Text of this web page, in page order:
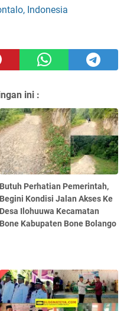
Indonesia
ini :
Butuh Perhatian Pemerintah,
Begini Kondisi Jalan Akses Ke
Desa Ilohuuwa Kecamatan
Bone Kabupaten Bone Bolango